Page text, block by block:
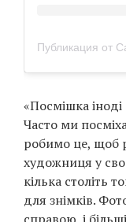
«Посмішка
Часто ми
робимо це, щоб
художниця у
кілька століть
для знімків.
справою, і